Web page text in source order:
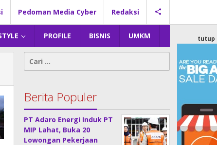
Pedoman Media Cyber Redaksi
PROFILE BISNIS UMKM tutup
Cari
untuk:
Berita Populer
PT Adaro Energi Induk PT
MIP Lahat, Buka 20
Lowongan Pekerjaan